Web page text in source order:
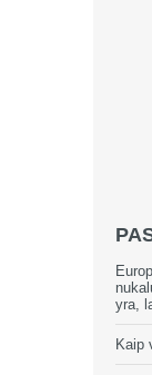
yra,
Kaip